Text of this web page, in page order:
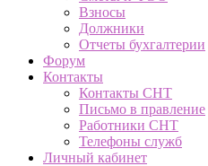
Взносы
Должники
Отчеты бухгалтерии
Форум
Контакты
Контакты СНТ
Письмо в правление
Работники СНТ
Телефоны служб
Личный кабинет